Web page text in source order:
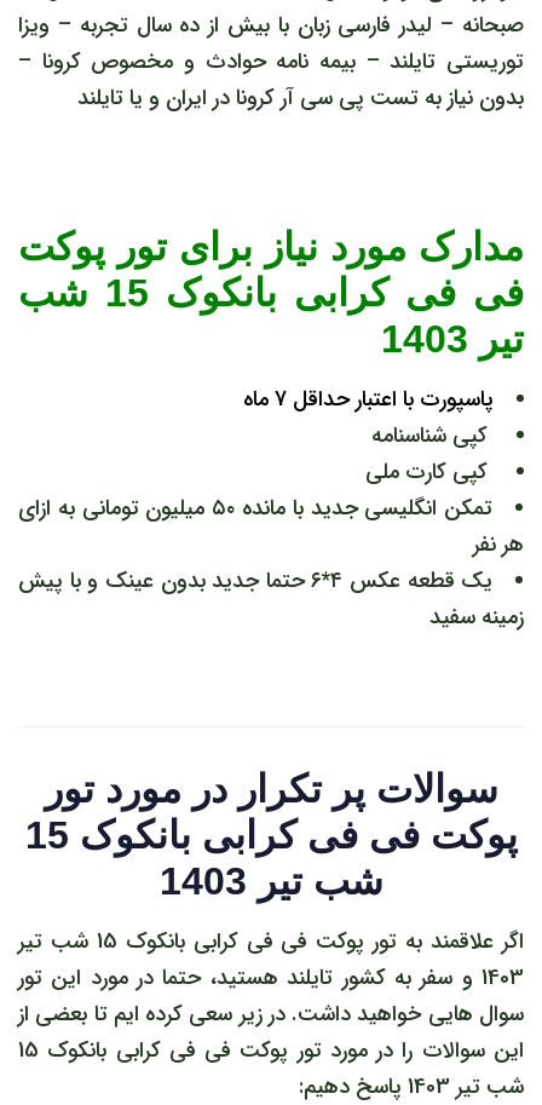
صبحانه – لیدر فارسی زبان با بیش از ده سال تجربه – ویزا
توریستی تایلند – بیمه نامه حوادث و مخصوص کرونا –
بدون نیاز به تست پی سی آر کرونا در ایران و یا تایلند
مدارک مورد نیاز برای تور پوکت
فی فی کرابی بانکوک 15 شب
تیر 1403
پاسپورت با اعتبار حداقل 7 ماه
کپی شناسنامه
کپی کارت ملی
تمکن انگلیسی جدید با مانده ۵۰ میلیون تومانی به ازای
هر نفر
یک قطعه عکس ۴*۶ حتما جدید بدون عینک و با پیش
زمینه سفید
سوالات پر تکرار در مورد تور
پوکت فی فی کرابی بانکوک 15
شب تیر 1403
اگر علاقمند به تور پوکت فی فی کرابی بانکوک 15 شب تیر
1403 و سفر به کشور تایلند هستید، حتما در مورد این تور
سوال هایی خواهید داشت. در زیر سعی کرده ایم تا بعضی از
این سوالات را در مورد تور پوکت فی فی کرابی بانکوک 15
شب تیر 1403 پاسخ دهیم: